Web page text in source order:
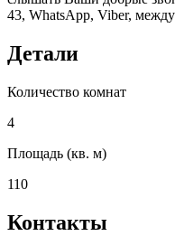
43, WhatsApp, Viber,
Детали
Количество комнат
4
Площадь (кв. м)
110
Контакты